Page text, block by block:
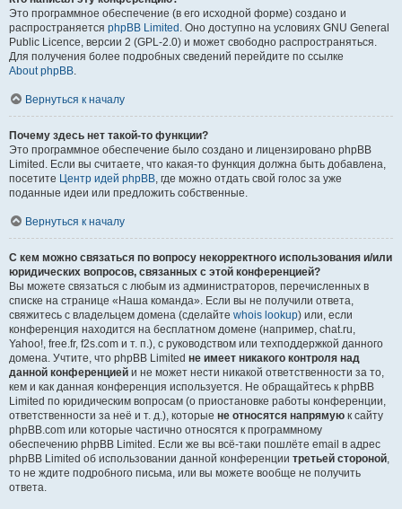
Это программное обеспечение (в его исходной форме) создано и
распространяется phpBB Limited . Оно доступно на условиях GNU General
Public Licence, версии 2 (GPL-2.0) и может свободно распространяться.
Для получения более подробных сведений перейдите по ссылке
About phpBB.
Вернуться к началу
Почему здесь нет такой-то функции?
Это программное обеспечение было создано и лицензировано phpBB
Limited. Если вы считаете, что какая-то функция должна быть добавлена,
посетите Центр идей phpBB, где можно отдать свой голос за уже
поданные идеи или предложить собственные.
Вернуться к началу
С кем можно связаться по вопросу некорректного использования и/или
юридических вопросов, связанных с этой конференцией?
Вы можете связаться с любым из администраторов, перечисленных в
списке на странице «Наша команда». Если вы не получили ответа,
свяжитесь с владельцем домена (сделайте whois lookup) или, если
конференция находится на бесплатном домене (например, chat.ru,
Yahoo!, free.fr, f2s.com и т. п.), с руководством или техподдержкой данного
домена. Учтите, что phpBB Limited не имеет никакого контроля над
данной конференцией и не может нести никакой ответственности за то,
кем и как данная конференция используется. Не обращайтесь к phpBB
Limited по юридическим вопросам (о приостановке работы конференции,
ответственности за неё и т. д.), которые не относятся напрямую к сайту
phpBB.com или которые частично относятся к программному
обеспечению phpBB Limited. Если же вы всё-таки пошлёте email в адрес
phpBB Limited об использовании данной конференции третьей стороной,
то не ждите подробного письма, или вы можете вообще не получить
ответа.